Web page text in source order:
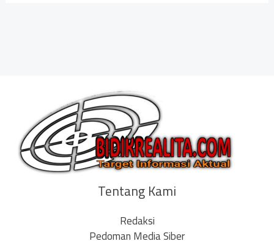
Tentang Kami
Redaksi
Pedoman Media Siber